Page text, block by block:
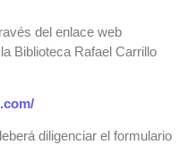
del enlace web
Biblioteca Rafael Carrillo
diligenciar el formulario